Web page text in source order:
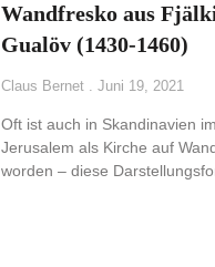
Wandfresko aus
Gualöv (1430-1460)
Claus Bernet Juni 19, 2021
Oft ist auch in Skandinavien
Jerusalem als Kirche auf
worden – diese